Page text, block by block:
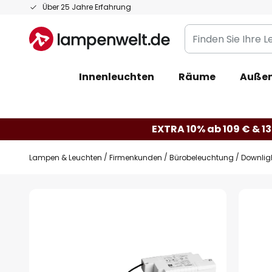
Über 25 Jahre Erfahrung
Zum
springen
Finden
Sie
Leuchte...
Innenleuchten Räume
EXTRA 10% ab 109 € &
Lampen & Leuchten Firmenkunden Bürobeleuchtung